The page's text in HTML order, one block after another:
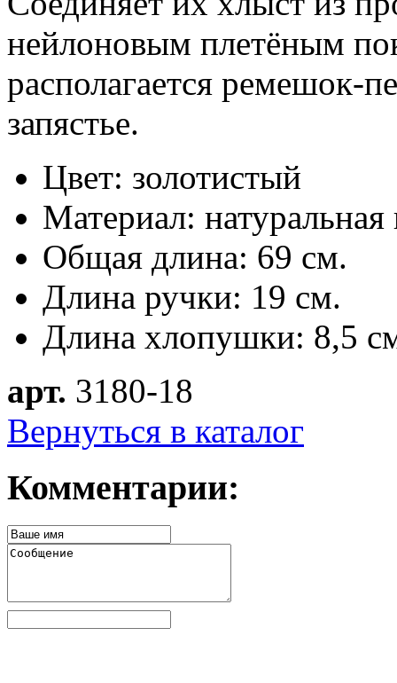
нейлоновым плетёным
располагается ремешок-
запястье.
Цвет: золотистый
Материал: натуральная
Общая длина: 69 см.
Длина ручки: 19 см.
Длина хлопушки: 8,5
арт. 3180-18
Вернуться в каталог
Комментарии: